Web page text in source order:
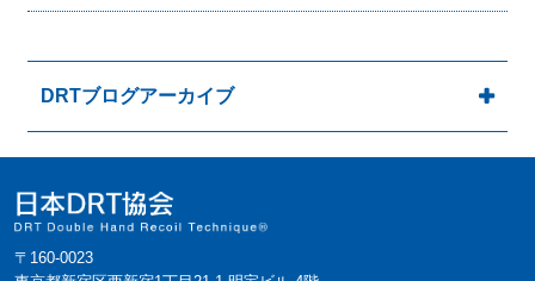
DRTブログアーカイブ
〒160-0023